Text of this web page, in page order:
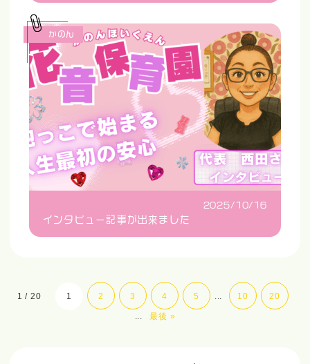
2025/10/16
インタビュー記事が出来ました
かのん
1 / 20 1 2 3 4 5 ... 10 20
... 最後 »